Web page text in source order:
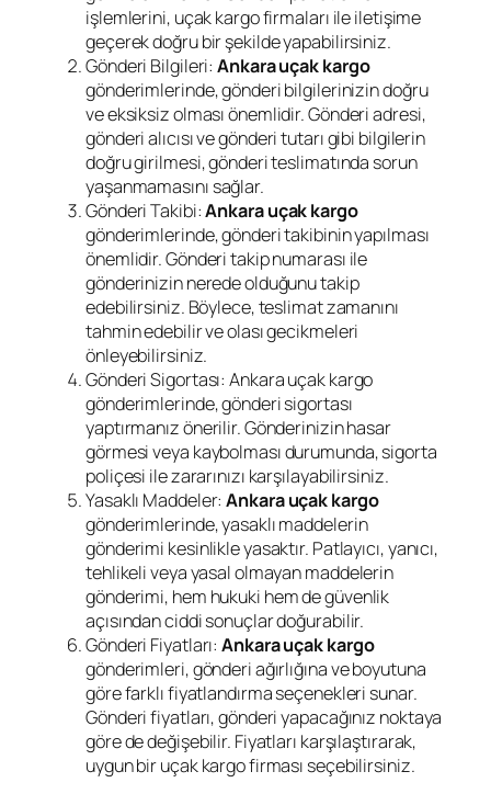
işlemlerini, uçak kargo firmaları ile iletişime
geçerek doğru bir şekilde yapabilirsiniz.
Gönderi Bilgileri:Ankara uçak kargo
gönderimlerinde, gönderi bilgilerinizin doğru
ve eksiksiz olması önemlidir. Gönderi adresi,
gönderi alıcısı ve gönderi tutarı gibi bilgilerin
doğru girilmesi, gönderi teslimatında sorun
yaşanmamasını sağlar.
Gönderi Takibi:Ankara uçak kargo
gönderimlerinde, gönderi takibinin yapılması
önemlidir. Gönderi takip numarası ile
gönderinizin nerede olduğunu takip
edebilirsiniz. Böylece, teslimat zamanını
tahmin edebilir ve olası gecikmeleri
önleyebilirsiniz.
Gönderi Sigortası: Ankara uçak kargo
gönderimlerinde, gönderi sigortası
yaptırmanız önerilir. Gönderinizin hasar
görmesi veya kaybolması durumunda, sigorta
poliçesi ile zararınızı karşılayabilirsiniz.
Yasaklı Maddeler:Ankara uçak kargo
gönderimlerinde, yasaklı maddelerin
gönderimi kesinlikle yasaktır. Patlayıcı, yanıcı,
tehlikeli veya yasal olmayan maddelerin
gönderimi, hem hukuki hem de güvenlik
açısından ciddi sonuçlar doğurabilir.
Gönderi Fiyatları: Ankara uçak kargo
gönderimleri, gönderi ağırlığına ve boyutuna
göre farklı fiyatlandırma seçenekleri sunar.
Gönderi fiyatları, gönderi yapacağınız noktaya
göre de değişebilir. Fiyatları karşılaştırarak,
uygun bir uçak kargo firması seçebilirsiniz.